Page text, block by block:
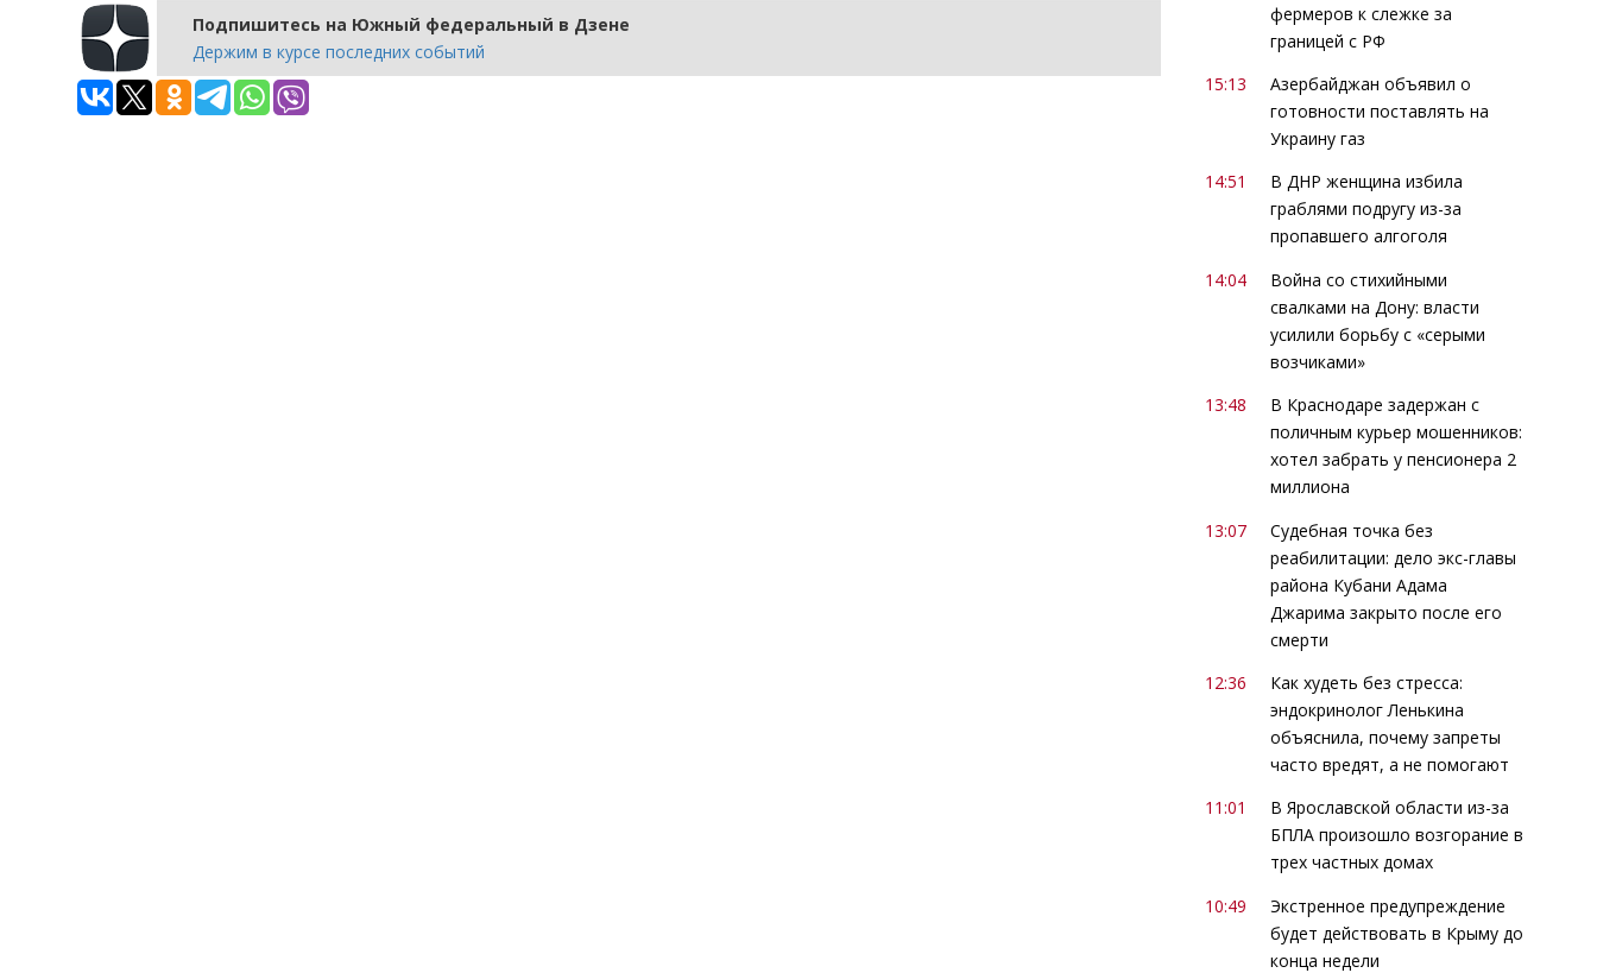
Подпишитесь на Южный федеральный в Дзене
Держим в курсе последних событий
фермеров к слежке за
границей с РФ
15:13
Азербайджан объявил о
готовности поставлять на
Украину газ
14:51
В ДНР женщина избила
граблями подругу из-за
пропавшего алгоголя
14:04
Война со стихийными
свалками на Дону: власти
усилили борьбу с «серыми
возчиками»
13:48
В Краснодаре задержан с
поличным курьер мошенников:
хотел забрать у пенсионера 2
миллиона
13:07
Судебная точка без
реабилитации: дело экс-главы
района Кубани Адама
Джарима закрыто после его
смерти
12:36
Как худеть без стресса:
эндокринолог Ленькина
объяснила, почему запреты
часто вредят, а не помогают
11:01
В Ярославской области из-за
БПЛА произошло возгорание в
трех частных домах
10:49
Экстренное предупреждение
будет действовать в Крыму до
конца недели